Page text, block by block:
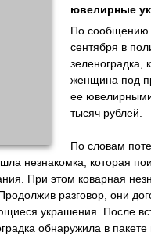
ювелирные
По сообщению
сентября в
зеленоградка,
женщина под
ее
тысяч рублей.
По словам
незнакомка, которая
При этом коварная
разговор, они
украшения. После
обнаружила в